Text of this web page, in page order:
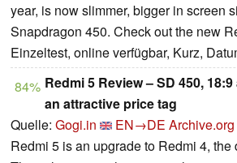
year, is now slimmer, bigger in screen
Snapdragon 450. Check out the new
Einzeltest, online verfügbar, Kurz,
84% Redmi 5 Review – SD 450,
an attractive price tag
Quelle: Gogi.in EN→DE
Redmi 5 is an upgrade to Redmi 4,